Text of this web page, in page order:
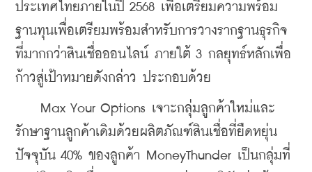
ประเทศไทยภายในปี 2568 เพื่อเตรียมความพร้อม
ฐานทุนเพื่อเตรียมพร้อมสำหรับการวางรากฐานธุรกิจ
ที่มากกว่าสินเชื่อออนไลน์ ภายใต้ 3 กลยุทธ์หลักเพื่อ
ก้าวสู่เป้าหมายดังกล่าว ประกอบด้วย
Max Your Options เจาะกลุ่มลูกค้าใหม่และ
รักษาฐานลูกค้าเดิมด้วยผลิตภัณฑ์สินเชื่อที่ยืดหยุ่น
ปัจจุบัน 40% ของลูกค้า MoneyThunder เป็นกลุ่มที่